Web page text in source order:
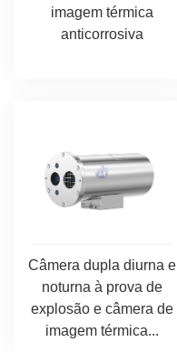
imagem térmica
anticorrosiva
Câmera dupla diurna e
noturna à prova de
explosão e câmera de
imagem térmica...